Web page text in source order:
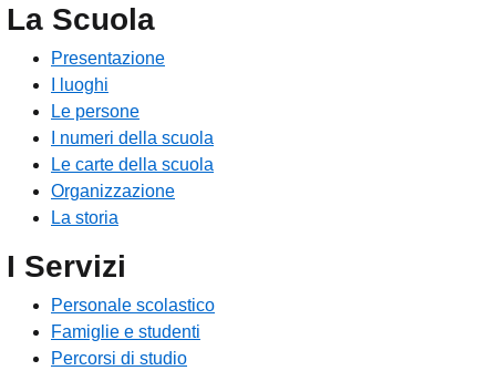
La Scuola
Presentazione
I luoghi
Le persone
I numeri della scuola
Le carte della scuola
Organizzazione
La storia
I Servizi
Personale scolastico
Famiglie e studenti
Percorsi di studio